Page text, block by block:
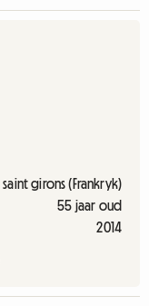
saint girons (Frankryk)
55 jaar oud
2014